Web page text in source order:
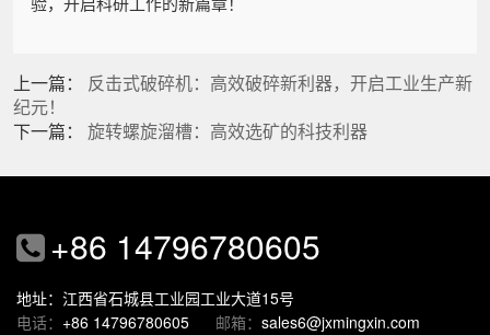
上一篇： 反击式破碎机：高效破碎新利器，开启工业生产新
纪元！
下一篇： 旋转螺旋溜槽：高效选矿的科技利器
+86 14796780605
地址：江西省石城县工业园工业大道15号
电话： +86 14796780605 邮箱： sales6@jxmingxin.com